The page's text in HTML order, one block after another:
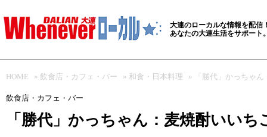
大連のローカルな情報を配信
あなたの大連生活をサポート
HOME » 飲食店・カフェ・バー » 和食・日本料理 » 「勝代」かっちゃ
飲食店・カフェ・バー
「勝代」かっちゃん：麦焼酎いいち